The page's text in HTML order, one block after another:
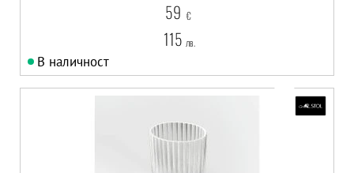
59 €
115 лв.
В наличност